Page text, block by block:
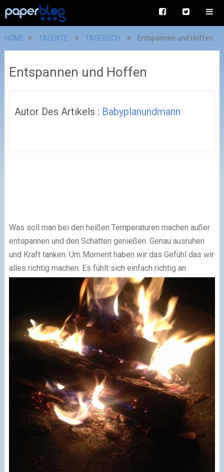
HOME TALENTE TAGEBUCH Entspannen und Hoffen
Entspannen und Hoffen
Autor Des Artikels : Babyplanundmann
Was soll man bei den heißen Temperaturen machen außer
entspannen und den Schatten genießen. Genau ausruhen
und Kraft tanken. Um Moment haben wir das Gefühl das wir
alles richtig machen. Es fühlt sich einfach richtig an